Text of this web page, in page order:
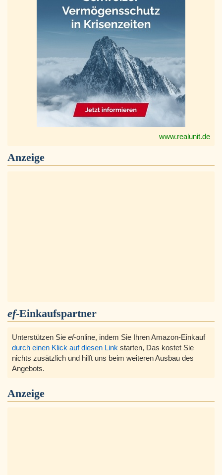
www.realunit.de
Anzeige
ef-Einkaufspartner
Unterstützen Sie ef-online, indem Sie Ihren Amazon-Einkauf
durch einen Klick auf diesen Link starten, Das kostet Sie
nichts zusätzlich und hilft uns beim weiteren Ausbau des
Angebots.
Anzeige